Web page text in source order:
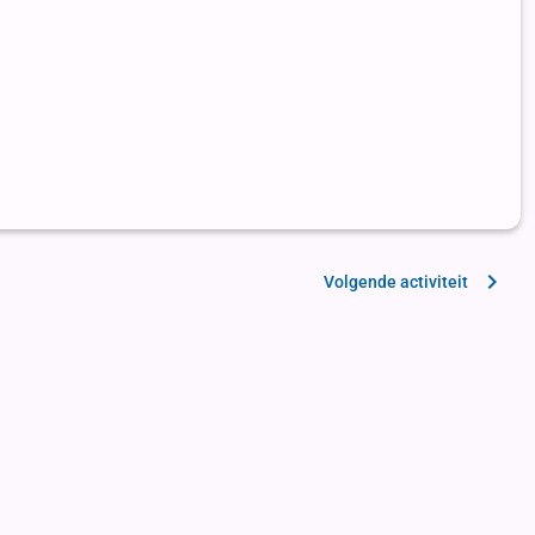
Volgende activiteit